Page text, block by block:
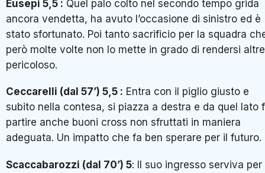
Eusepi 5,5 : Quel palo colto nel secondo tempo grida
ancora vendetta, ha avuto l’occasione di sinistro ed è
stato sfortunato. Poi tanto sacrificio per la squadra
però molte volte non lo mette in grado di rendersi
pericoloso.
Ceccarelli (dal 57’) 5,5 : Entra con il piglio giusto e
subito nella contesa, si piazza a destra e da quel lato
partire anche buoni cross non sfruttati in maniera
adeguata. Un impatto che fa ben sperare per il futuro.
Scaccabarozzi (dal 70’) 5: Il suo ingresso serviva per